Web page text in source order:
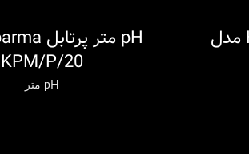
pH متر پرتابل Horiba مدل
اطلاعات بیشتر
KPM/P/20
pH متر